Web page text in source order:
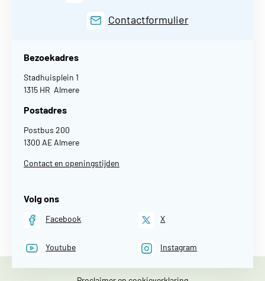
Contactformulier
Bezoekadres
Stadhuisplein 1
1315 HR Almere
Postadres
Postbus 200
1300 AE Almere
Contact en openingstijden
Volg ons
Facebook X
Youtube Instagram